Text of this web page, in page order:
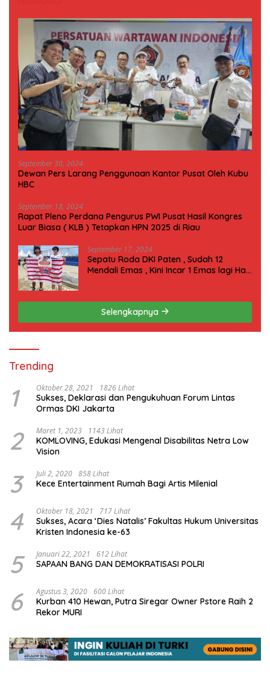
September 30, 2024
Dewan Pers Larang Penggunaan Kantor Pusat Oleh Kubu
HBC
September 18, 2024
Rapat Pleno Perdana Pengurus PWI Pusat Hasil Kongres
Luar Biasa ( KLB ) Tetapkan HPN 2025 di Riau
September 17, 2024
Sepatu Roda DKI Paten , Sudah 12
Mendali Emas , Kini Incar 1 Emas lagi Hari
Selengkapnya
Trending
1 Oktober 28, 2021 1826 Lihat
Sukses, Deklarasi dan Pengukuhuan Forum Lintas
Ormas DKI Jakarta
2 Maret 1, 2023 1143 Lihat
KOMLOVING, Edukasi Mengenal Disabilitas Netra Low
Vision
3 Juli 2, 2020 858 Lihat
Kece Entertainment Rumah Bagi Artis Milenial
4 Oktober 18, 2021 717 Lihat
Sukses, Acara ‘Dies Natalis’ Fakultas Hukum Universitas
Kristen Indonesia ke-63
5 Januari 22, 2021 612 Lihat
SAPAAN BANG DAN DEMOKRATISASI POLRI
6 Agustus 3, 2020 600 Lihat
Kurban 410 Hewan, Putra Siregar Owner Pstore Raih 2
Rekor MURI